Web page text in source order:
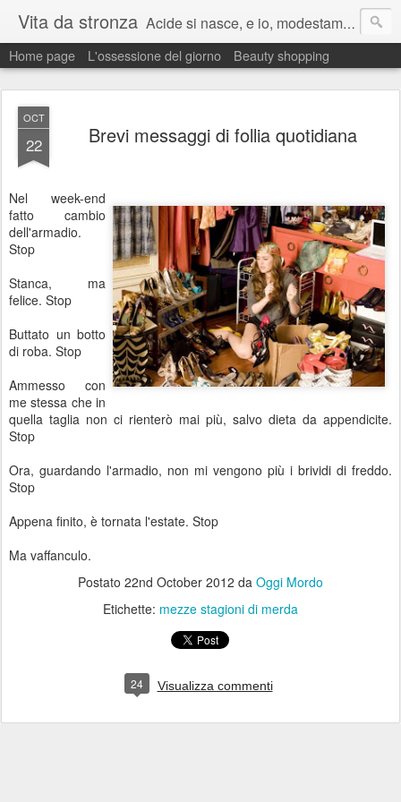
Vita da stronza Acide si nasce, e io, modestamente, lo nacqui.
Ma anche un paio di calci nel culo presi nella vita aiutano sempre a migliorare.
Home page L'ossessione del giorno Beauty shopping
OCT
22 Brevi messaggi di follia quotidiana
Nel week-end
fatto cambio
dell'armadio.
Stop
Stanca, ma
felice. Stop
Buttato un botto
di roba. Stop
Ammesso con
me stessa che in
quella taglia non ci rienterò mai più, salvo dieta da appendicite.
Stop
Ora, guardando l'armadio, non mi vengono più i brividi di freddo.
Stop
Appena finito, è tornata l'estate. Stop
Ma vaffanculo.
Postato 22nd October 2012 da Oggi Mordo
Etichette: mezze stagioni di merda
24 Visualizza commenti